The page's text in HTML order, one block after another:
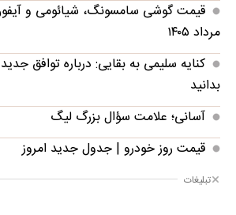
مرداد ۱۴۰۵
کنایه سلیمی به بقایی: درباره توافق
بدانید
آسانی؛ علامت سؤال بزرگ لیگ
قیمت روز خودرو | جدول جدید امروز
تبلیغات